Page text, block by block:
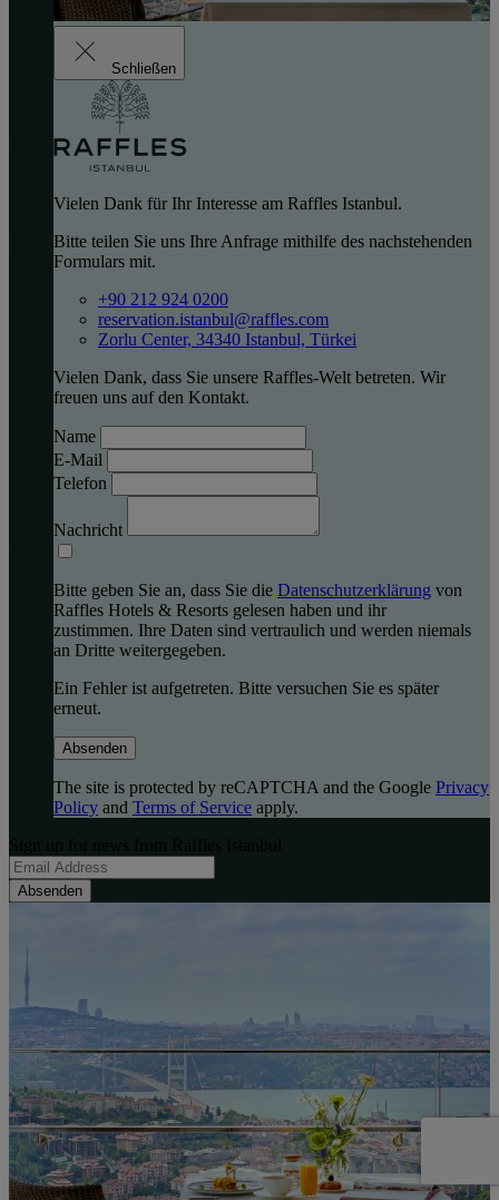
Schließen
Vielen Dank für Ihr Interesse am Raffles Istanbul.
Bitte teilen Sie uns Ihre Anfrage mithilfe des nachstehenden
Formulars mit.
+90 212 924 0200
reservation.istanbul@raffles.com
Zorlu Center, 34340 Istanbul, Türkei
Vielen Dank, dass Sie unsere Raffles-Welt betreten. Wir
freuen uns auf den Kontakt.
Name
E-Mail
Telefon
Nachricht
Bitte geben Sie an, dass Sie die Datenschutzerklärung von
Raffles Hotels & Resorts gelesen haben und ihr
zustimmen. Ihre Daten sind vertraulich und werden niemals
an Dritte weitergegeben.
Ein Fehler ist aufgetreten. Bitte versuchen Sie es später
erneut.
Absenden
The site is protected by reCAPTCHA and the Google Privacy
Policy and Terms of Service apply.
Absenden